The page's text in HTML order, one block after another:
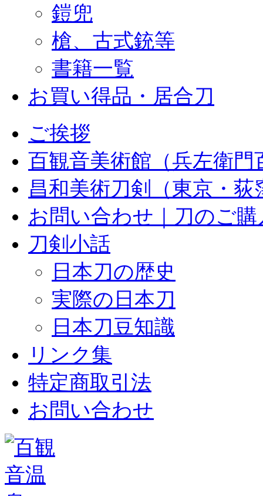
鎧兜
槍、古式銃等
書籍一覧
お買い得品・居合刀
ご挨拶
百観音美術館（兵左衛
昌和美術刀剣（東京・
お問い合わせ｜刀のご
刀剣小話
日本刀の歴史
実際の日本刀
日本刀豆知識
リンク集
特定商取引法
お問い合わせ